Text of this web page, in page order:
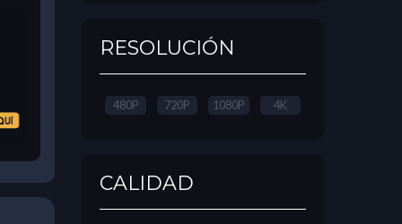
RESOLUCIÓN
480P 720P 1080P 4K
CALIDAD